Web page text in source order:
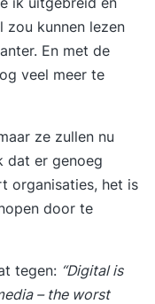
zou kunnen lezen
En met de
veel meer te
ze zullen nu
dat er genoeg
organisaties, het is
door te
tegen: “Digital is
– the worst